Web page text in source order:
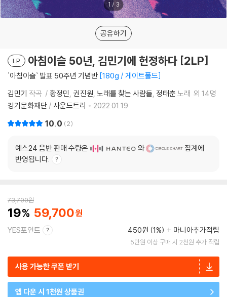
1 /3
공유하기
LP 아침이슬 50년, 김민기에 헌정하다 [2LP]
`아침이슬` 발표 50주년 기념반 180g / 게이트폴드
김민기 작곡 황정민 권진원 노래를 찾는 사람들 정태춘 노래 외 14명
경기문화재단 / 사운드트리 2022.01.19.
10.0 2
예스24 음반 판매 수량은 와
집계에
반영됩니다.
73,700원
19 59,700
YES포인트 450원 (1%) 마니아추가적립
5만원 이상 구매 시 2천원 추가 적립
사용 가능한 쿠폰 받기
앱 다운 시 1천원 상품권